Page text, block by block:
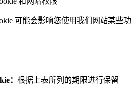
可能会影响您使用我们网站某些功
： 根据上表所列的期限进行保留